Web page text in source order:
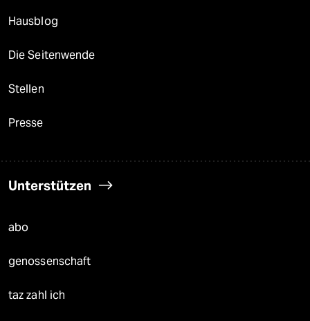
Hausblog
Die Seitenwende
Stellen
Presse
Unterstützen
abo
genossenschaft
taz zahl ich